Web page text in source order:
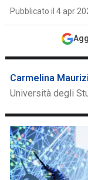
Pubblicato il 4 apr
Carmelina
Università degli